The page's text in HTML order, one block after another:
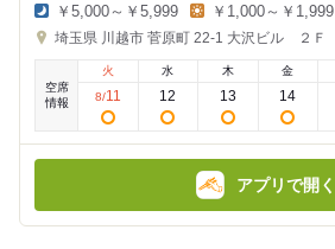
夜
の
額
￥5,000～￥5,999
の
￥1,000～￥1,999
埼玉県 川越市 菅原町 22-1 大沢ビル ２Ｆ
空席
情報
火
8/11
水
12
木
13
金
14
アプリで開く